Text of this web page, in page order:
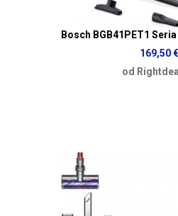
Bosch BGB41PET1
169,50 €
od